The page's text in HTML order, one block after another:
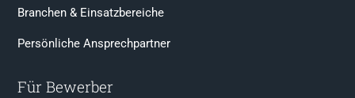
Branchen & Einsatzbereiche
Persönliche Ansprechpartner
Für Bewerber